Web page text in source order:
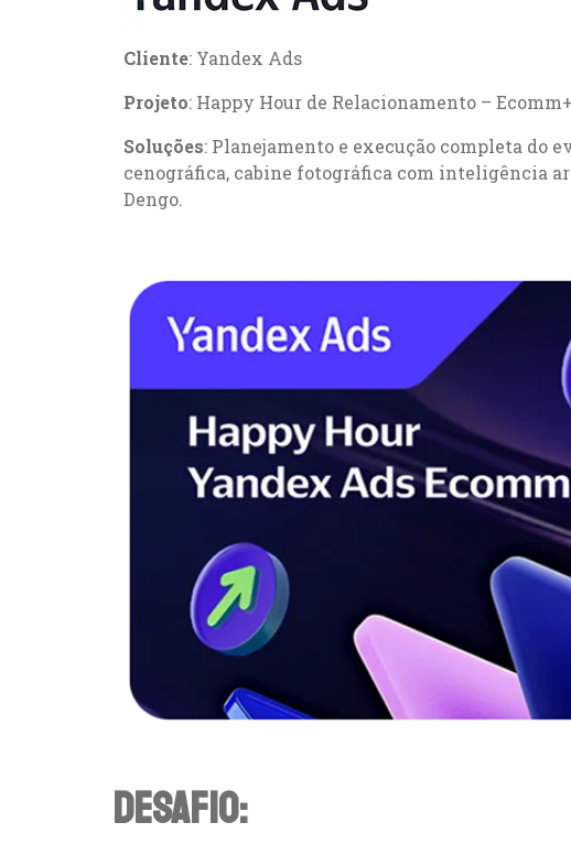
Cliente: Yandex Ads
Projeto: Happy Hour de Relacionamento – Ecomm+
Soluções: Planejamento e execução completa do
cenográfica, cabine fotográfica com inteligência
Dengo.
DESAFIO: